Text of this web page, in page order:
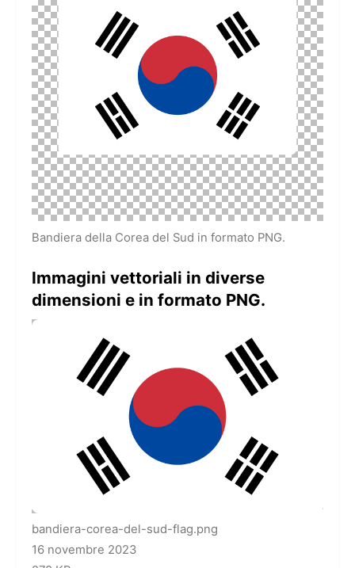
Bandiera della Corea del Sud in formato PNG.
Immagini vettoriali in diverse
dimensioni e in formato PNG.
bandiera-corea-del-sud-flag.png
16 novembre 2023